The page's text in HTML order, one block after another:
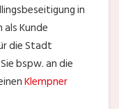
in
Kunde
die Stadt
bspw. an die
Klempner